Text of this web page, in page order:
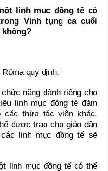
linh mục đồng tế có
Vinh tụng ca cuối
không?
quy định:
năng dành riêng cho
linh mục đồng tế đảm
các thừa tác viên khác,
được trao cho giáo dân
linh mục đồng tế sẽ
linh mục đồng tế có thể